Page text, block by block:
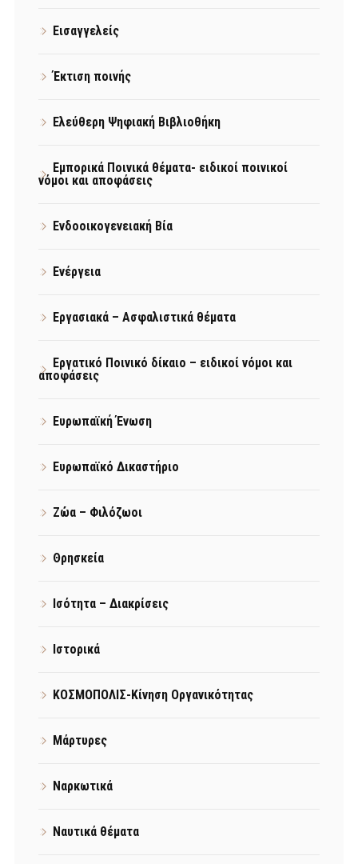
Εισαγγελείς
Έκτιση ποινής
Ελεύθερη Ψηφιακή Βιβλιοθήκη
Εμπορικά Ποινικά θέματα- ειδικοί ποινικοί
νόμοι και αποφάσεις
Ενδοοικογενειακή Βία
Ενέργεια
Εργασιακά – Ασφαλιστικά θέματα
Εργατικό Ποινικό δίκαιο – ειδικοί νόμοι και
αποφάσεις
Ευρωπαϊκή Ένωση
Ευρωπαϊκό Δικαστήριο
Ζώα – Φιλόζωοι
Θρησκεία
Ισότητα – Διακρίσεις
Ιστορικά
ΚΟΣΜΟΠΟΛΙΣ-Κίνηση Οργανικότητας
Μάρτυρες
Ναρκωτικά
Ναυτικά θέματα